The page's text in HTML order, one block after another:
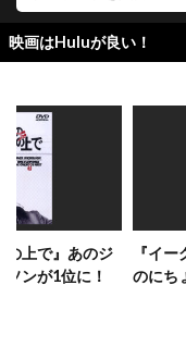
クリス・オーウ
クリス・ケンテ
クリス・ベンダ
クリス・ペン
クリス・レベン
が良い！
の上で』あのジ
ンが1位に！
『イ
のにち